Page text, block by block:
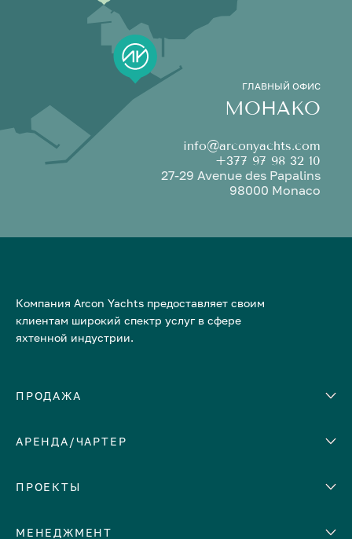
ГЛАВНЫЙ ОФИС
МОНАКО
info@arconyachts.com
+377 97 98 32 10
27-29 Avenue des Papalins
98000 Monaco
Компания Arcon Yachts предоставляет своим
клиентам широкий спектр услуг в сфере
яхтенной индустрии.
ПРОДАЖА
Количество кают
АРЕНДА/ЧАРТЕР
ЕВРОПА
Греция
ПРОЕКТЫ
МЕНЕДЖМЕНТ